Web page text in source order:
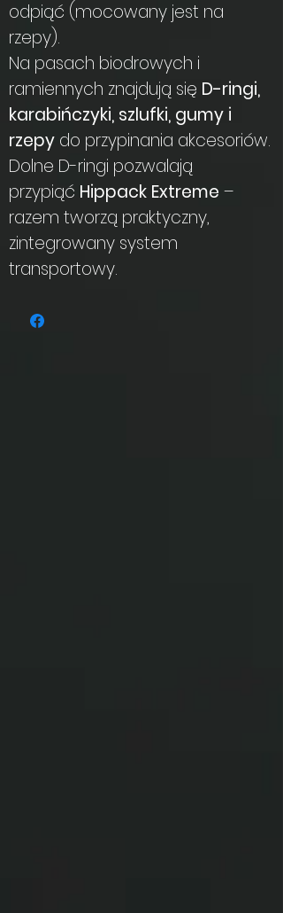
odpiąć (mocowany jest na
rzepy).
Na pasach biodrowych i
ramiennych znajdują się D-ringi,
karabińczyki, szlufki, gumy i
rzepy do przypinania akcesoriów.
Dolne D-ringi pozwalają
przypiąć Hippack Extreme –
razem tworzą praktyczny,
zintegrowany system
transportowy.